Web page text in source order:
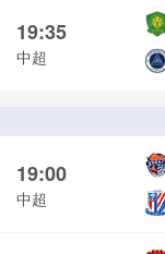
19:35
中超
19:00
中超